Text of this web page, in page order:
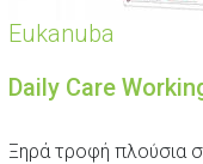
Eukanuba
Daily Care
Ξηρά τροφή πλούσια